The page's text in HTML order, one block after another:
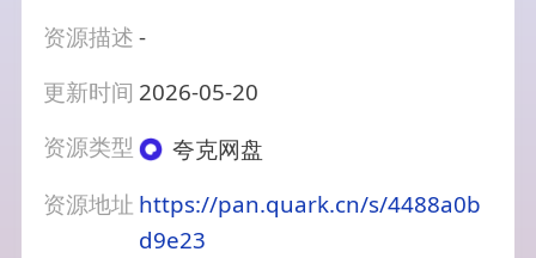
资源描述-
更新时间 2026-05-20
资源类型
夸克网盘
资源地址 https://pan.quark.cn/s/4488a0b
d9e23